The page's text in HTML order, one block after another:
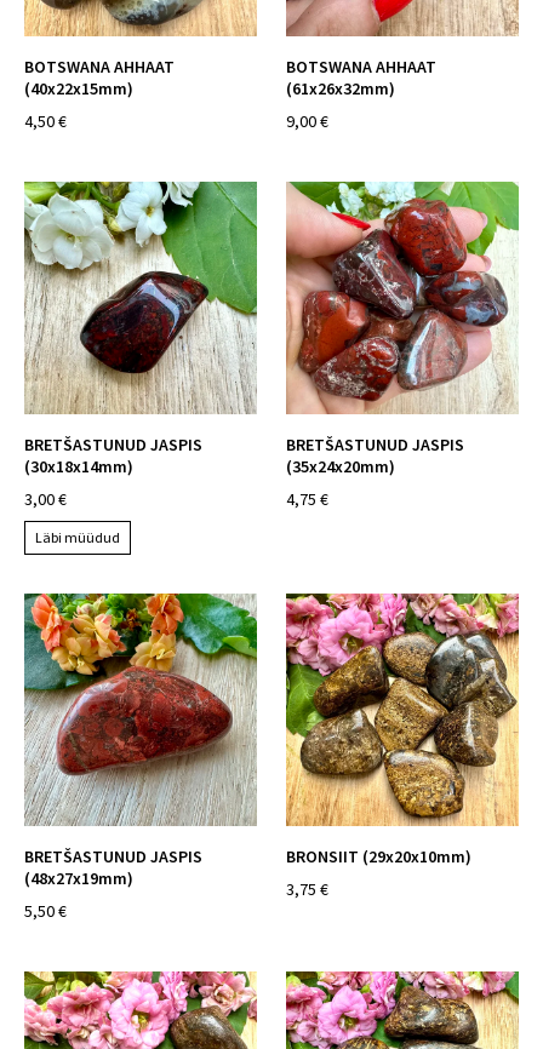
BOTSWANA AHHAAT
(40x22x15mm)
4,50 €
BOTSWANA AHHAAT
(61x26x32mm)
9,00 €
BRETŠASTUNUD JASPIS
(30x18x14mm)
3,00 €
Läbi müüdud
BRETŠASTUNUD JASPIS
(35x24x20mm)
4,75 €
BRETŠASTUNUD JASPIS
(48x27x19mm)
5,50 €
BRONSIIT (29x20x10mm)
3,75 €